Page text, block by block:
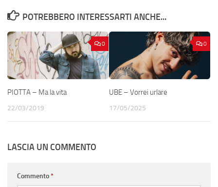
POTREBBERO INTERESSARTI ANCHE...
0
PIOTTA – Ma la vita
22/03/2019
0
UBE – Vorrei urlare
17/05/2025
LASCIA UN COMMENTO
Commento*